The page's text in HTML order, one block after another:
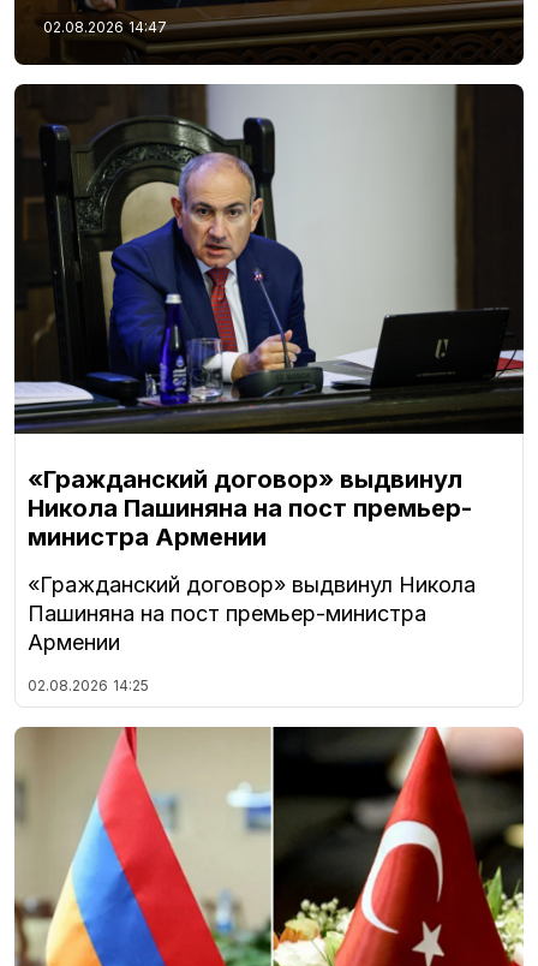
02.08.2026 14:47
«Гражданский договор» выдвинул
Никола Пашиняна на пост премьер-
министра Армении
«Гражданский договор» выдвинул Никола
Пашиняна на пост премьер-министра
Армении
02.08.2026 14:25